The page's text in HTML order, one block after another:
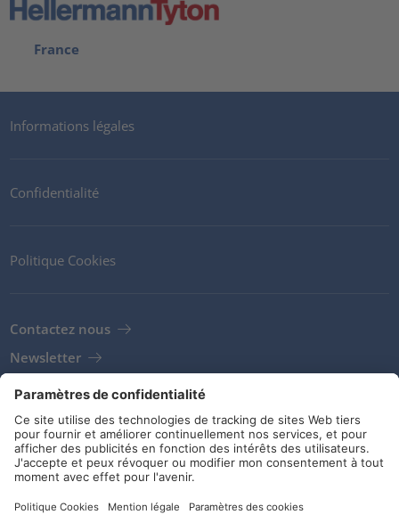
France
Informations légales
Confidentialité
Politique Cookies
Contactez nous
Newsletter
Clients
Fournisseurs
Conditions de stockage
Réseaux sociaux